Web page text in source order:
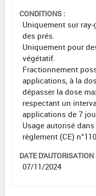
CONDITIONS :
Uniquement sur
des prés.
Uniquement pour
végétatif.
Fractionnement
applications, à la
dépasser la dose
respectant un
applications de 7
Usage autorisé
règlement (CE)
DATE D'AUTORISATION
07/11/2024